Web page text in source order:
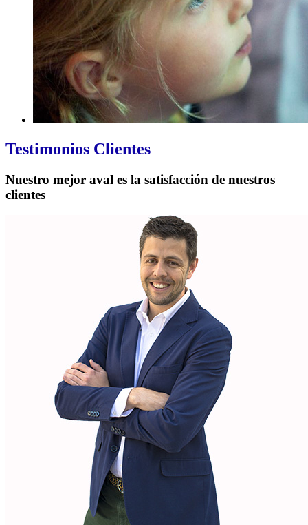
Testimonios Clientes
Nuestro mejor aval es la satisfacción de nuestros
clientes